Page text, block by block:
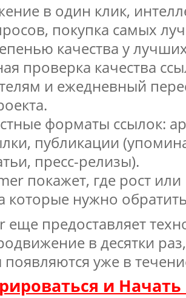
в один клик,
покупка самых
качества у
проверка качества
и ежедневный
форматы ссылок:
публикации
пресс-релизы).
покажет, где рост или
которые нужно
еще предоставляет
в десятки
появляются уже в
и